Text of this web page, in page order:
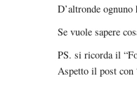
D’altronde
Se vuole sapere
PS. si ricorda il
Aspetto il post con